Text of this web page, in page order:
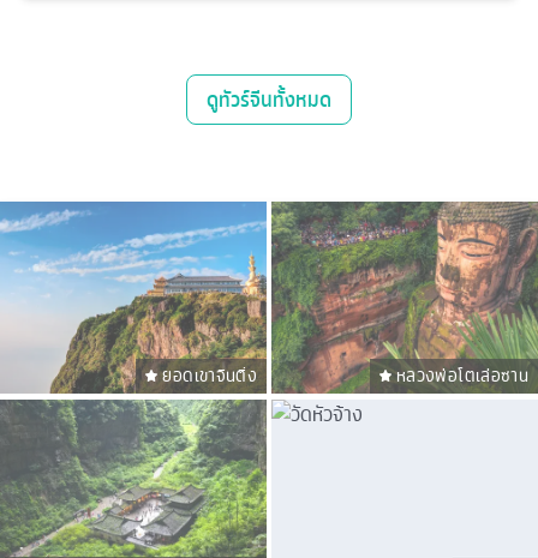
ดูทัวร์จีนทั้งหมด
ยอดเขาจินติ่ง หลวงพ่อโตเล่อซาน